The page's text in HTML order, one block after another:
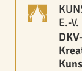
E.-V.